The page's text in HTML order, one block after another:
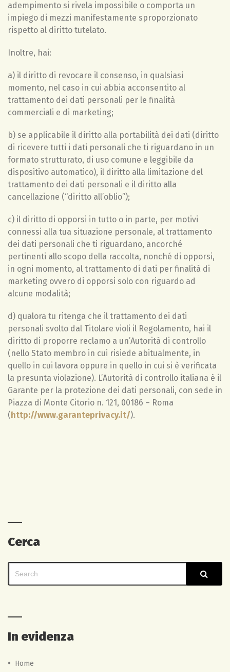
adempimento si rivela impossibile o comporta un
impiego di mezzi manifestamente sproporzionato
rispetto al diritto tutelato.
Inoltre, hai:
a) il diritto di revocare il consenso, in qualsiasi
momento, nel caso in cui abbia acconsentito al
trattamento dei dati personali per le finalità
commerciali e di marketing;
b) se applicabile il diritto alla portabilità dei dati (diritto
di ricevere tutti i dati personali che ti riguardano in un
formato strutturato, di uso comune e leggibile da
dispositivo automatico), il diritto alla limitazione del
trattamento dei dati personali e il diritto alla
cancellazione (“diritto all’oblio”);
c) il diritto di opporsi in tutto o in parte, per motivi
connessi alla tua situazione personale, al trattamento
dei dati personali che ti riguardano, ancorché
pertinenti allo scopo della raccolta, nonché di opporsi,
in ogni momento, al trattamento di dati per finalità di
marketing ovvero di opporsi solo con riguardo ad
alcune modalità;
d) qualora tu ritenga che il trattamento dei dati
personali svolto dal Titolare violi il Regolamento, hai il
diritto di proporre reclamo a un’Autorità di controllo
(nello Stato membro in cui risiede abitualmente, in
quello in cui lavora oppure in quello in cui si è verificata
la presunta violazione). L’Autorità di controllo italiana è il
Garante per la protezione dei dati personali, con sede in
Piazza di Monte Citorio n. 121, 00186 – Roma
(http://www.garanteprivacy.it/).
Cerca
Search
for:
In evidenza
Home